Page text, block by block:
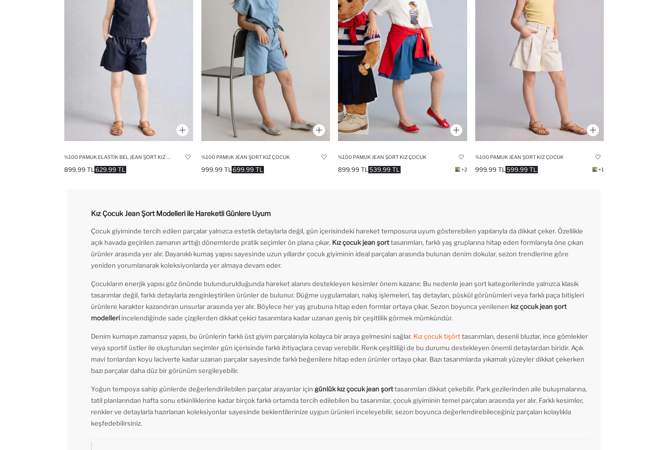
629.99 TL
899.99 TL
%100 PAMUK JEAN ŞORT KIZ ÇOCUK
699.99 TL
999.99 TL
%100 PAMUK JEAN ŞORT KIZ ÇOCUK
539.99 TL
899.99 TL +2
%100 PAMUK JEAN ŞORT KIZ ÇOCUK
599.99 TL
999.99 TL +1
Kız Çocuk Jean Şort Modelleri ile Hareketli Günlere Uyum
Çocuk giyiminde tercih edilen parçalar yalnızca estetik detaylarla değil, gün içerisindeki hareket temposuna uyum gösterebilen yapılarıyla da dikkat çeker. Özellikle
açık havada geçirilen zamanın arttığı dönemlerde pratik seçimler ön plana çıkar. Kız çocuk jean şorttasarımları, farklı yaş gruplarına hitap eden formlarıyla öne çıkan
ürünler arasında yer alır. Dayanıklı kumaş yapısı sayesinde uzun yıllardır çocuk giyiminin ideal parçaları arasında bulunan denim dokular, sezon trendlerine göre
yeniden yorumlanarak koleksiyonlarda yer almaya devam eder.
Çocukların enerjik yapısı göz önünde bulundurulduğunda hareket alanını destekleyen kesimler önem kazanır. Bu nedenle jean şort kategorilerinde yalnızca klasik
tasarımlar değil, farklı detaylarla zenginleştirilen ürünler de bulunur. Düğme uygulamaları, nakış işlemeleri, taş detayları, püskül görünümleri veya farklı paça bitişleri
ürünlere karakter kazandıran unsurlar arasında yer alır. Böylece her yaş grubuna hitap eden formlar ortaya çıkar. Sezon boyunca yenilenen kız çocuk jean şort
modelleri incelendiğinde sade çizgilerden dikkat çekici tasarımlara kadar uzanan geniş bir çeşitlilik görmek mümkündür.
Denim kumaşın zamansız yapısı, bu ürünlerin farklı üst giyim parçalarıyla kolayca bir araya gelmesini sağlar. Kız çocuk tişörttasarımları, desenli bluzlar, ince gömlekler
veya sportif üstler ile oluşturulan seçimler gün içerisinde farklı ihtiyaçlara cevap verebilir. Renk çeşitliliği de bu durumu destekleyen önemli detaylardan biridir. Açık
mavi tonlardan koyu laciverte kadar uzanan parçalar sayesinde farklı beğenilere hitap eden ürünler ortaya çıkar. Bazı tasarımlarda yıkamalı yüzeyler dikkat çekerken
bazı parçalar daha düz bir görünüm sergileyebilir.
Yoğun tempoya sahip günlerde değerlendirilebilen parçalar arayanlar için günlük kız çocuk jean şorttasarımları dikkat çekebilir. Park gezilerinden aile buluşmalarına,
tatil planlarından hafta sonu etkinliklerine kadar birçok farklı ortamda tercih edilebilen bu tasarımlar, çocuk giyiminin temel parçaları arasında yer alır. Farklı kesimler,
renkler ve detaylarla hazırlanan koleksiyonlar sayesinde beklentilerinize uygun ürünleri inceleyebilir, sezon boyunca değerlendirebileceğiniz parçaları kolaylıkla
keşfedebilirsiniz.